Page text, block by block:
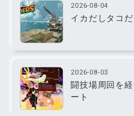
2026-08-04
イカだしタコ
2026-08-03
闘技場周回を
ート